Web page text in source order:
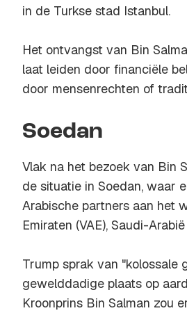
in de Turkse stad Istanbul.
Het ontvangst van Bin
laat leiden door financiële
door mensenrechten of
Soedan
Vlak na het bezoek van Bin
de situatie in Soedan, waar
Arabische partners aan het
Emiraten (VAE), Saudi-
Trump sprak van "kolossale
gewelddadige plaats op
Kroonprins Bin Salman zou